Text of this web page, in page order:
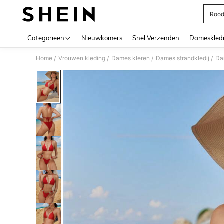
Categorieën Nieuwkomers Snel Verzenden
Home / Vrouwen kleding / Dames kleren / Dames strandkledij /